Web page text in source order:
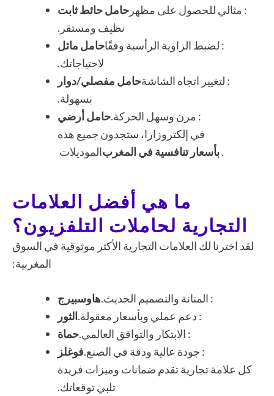
حامل حائط ثابت : مثالي للحصول على مظهر
نظيف ومستقر.
حامل مائل: لضبط الزاوية الرأسية وفقًا
لاحتياجاتك.
حامل مفصلي/دوار: لتغيير اتجاه الشاشة
بسهولة.
حامل أرضي: مرن وسهل الحركة.
في إلكتروزارا، ستجدون جميع هذه
الموديلاتبأسعار تنافسية في المغرب.
ما هي أفضل العلامات
التجارية لحاملات التلفزيون؟
لقد اخترنا لك العلامات التجارية الأكثر موثوقية في السوق
المغربية:
هاوسبيرج: المتانة والتصميم الحديث.
الثور: دعم عملي وبأسعار معقولة.
حماة: الابتكار والتوافق العالمي.
فوغلز: جودة عالية ودقة في الصنع.
كل علامة تجارية تقدم ضمانات وميزات فريدة
تلبي توقعاتك.